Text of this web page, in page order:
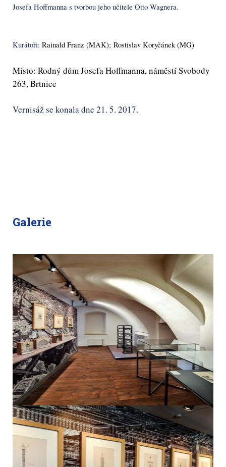
Josefa Hoffmanna s tvorbou jeho učitele Otto Wagnera.
Kurátoři: Rainald Franz (MAK); Rostislav Koryčánek(MG)
Místo: Rodný důmJosefa Hoffmanna, náměstí Svobody
263, Brtnice
Vernisáž se konala dne 21. 5. 2017.
Galerie